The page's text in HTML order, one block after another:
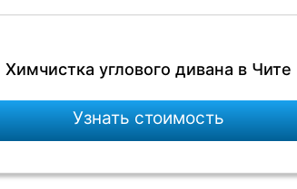
Химчистка углового дивана в Чите
Узнать стоимость